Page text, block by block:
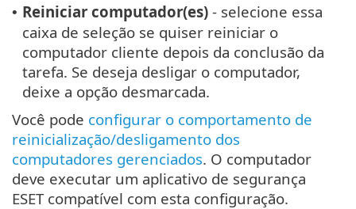
• Reiniciar computador(es) - selecione essa
caixa de seleção se quiser reiniciar o
computador cliente depois da conclusão da
tarefa. Se deseja desligar o computador,
deixe a opção desmarcada.
Você pode configurar o comportamento de
reinicialização/desligamento dos
computadores gerenciados. O computador
deve executar um aplicativo de segurança
ESET compatível com esta configuração.